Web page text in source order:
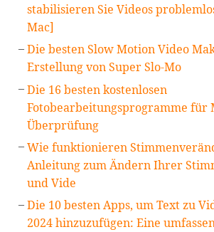
stabilisieren Sie Videos
Mac]
Die besten Slow Motion Video
Erstellung von Super Slo-Mo
Die 16 besten kostenlosen
Fotobearbeitungsprogramme für
Überprüfung
Wie funktionieren
Anleitung zum Ändern Ihrer
und Vide
Die 10 besten Apps, um Text zu
2024 hinzuzufügen: Eine